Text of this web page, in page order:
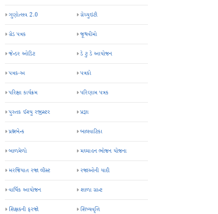
ગુણોત્સવ 2.0 ગ્રેચ્યુઇટી
ગ્રેડ પત્રક જૂથવીમો
જેન્ડર ઓડિટ ડે ટુ ડે આયોજન
પત્રક-અ પત્રકો
પરિક્ષા કાર્યક્રમ પરિણામ પત્રક
પુસ્તક ઈશ્યુ રજીસ્ટર પ્રજ્ઞા
પ્રશ્નબેન્ક બાલવાટિકા
બાળમેળો મઘ્યાહન ભોજન યોજના
મરજિયાત રજા લીસ્ટ રજાઓની યાદી
વાર્ષિક આયોજન શાળા ગ્રાન્ટ
શિક્ષકની ફરજો શિષ્યવૃત્તિ